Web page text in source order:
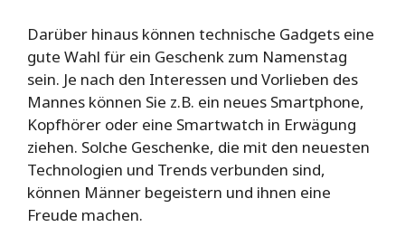
Darüber hinaus können technische Gadgets eine
gute Wahl für ein Geschenk zum Namenstag
sein. Je nach den Interessen und Vorlieben des
Mannes können Sie z.B. ein neues Smartphone,
Kopfhörer oder eine Smartwatch in Erwägung
ziehen. Solche Geschenke, die mit den neuesten
Technologien und Trends verbunden sind,
können Männer begeistern und ihnen eine
Freude machen.